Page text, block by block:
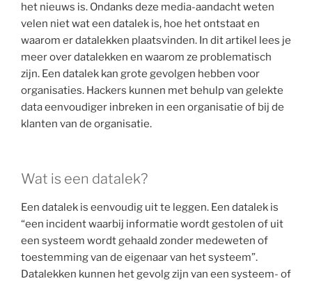
het nieuws is. Ondanks deze media-aandacht weten
velen niet wat een datalek is, hoe het ontstaat en
waarom er datalekken plaatsvinden. In dit artikel lees je
meer over datalekken en waarom ze problematisch
zijn. Een datalek kan grote gevolgen hebben voor
organisaties. Hackers kunnen met behulp van gelekte
data eenvoudiger inbreken in een organisatie of bij de
klanten van de organisatie.
Wat is een datalek?
Een datalek is eenvoudig uit te leggen. Een datalek is
“een incident waarbij informatie wordt gestolen of uit
een systeem wordt gehaald zonder medeweten of
toestemming van de eigenaar van het systeem”.
Datalekken kunnen het gevolg zijn van een systeem- of